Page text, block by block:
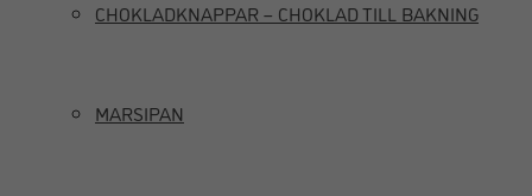
CHOKLADKNAPPAR – CHOKLAD TILL BAKNING
MARSIPAN